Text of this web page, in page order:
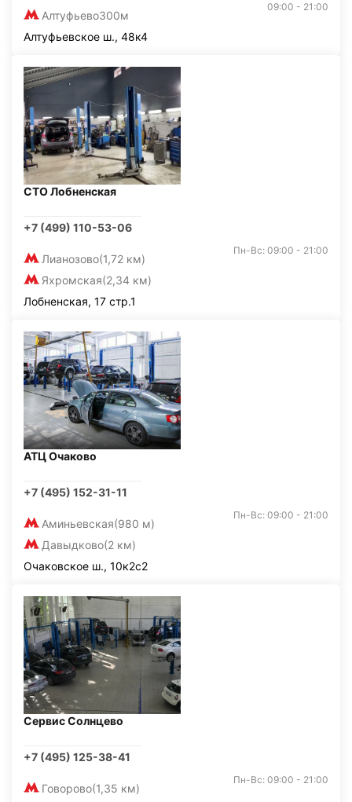
Алтуфьево300м
09:00 - 21:00
Алтуфьевское ш., 48к4
СТО Лобненская
+7 (499) 110-53-06
Лианозово(1,72 км)
Яхромская(2,34 км)
Пн-Вс: 09:00 - 21:00
Лобненская, 17 стр.1
АТЦ Очаково
+7 (495) 152-31-11
Аминьевская(980 м)
Давыдково(2 км)
Пн-Вс: 09:00 - 21:00
Очаковское ш., 10к2с2
Сервис Солнцево
+7 (495) 125-38-41
Говорово(1,35 км)
Пн-Вс: 09:00 - 21:00